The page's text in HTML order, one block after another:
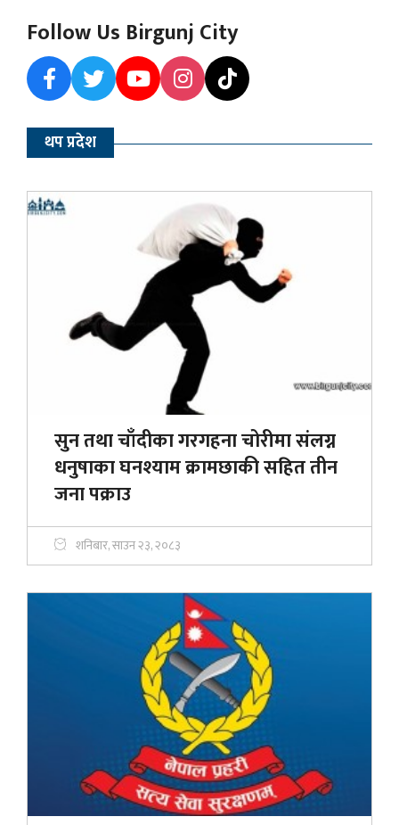
Follow Us Birgunj City
थप प्रदेश
सुन तथा चाँदीका गरगहना चोरीमा संलग्न
धनुषाका घनश्याम क्रामछाकी सहित तीन
जना पक्राउ
शनिबार, साउन २३, २०८३